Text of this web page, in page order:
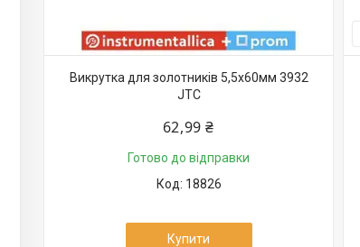
Викрутка для золотників 5,5х60мм 3932
JTC
62,99 ₴
Готово до відправки
18826
Купити